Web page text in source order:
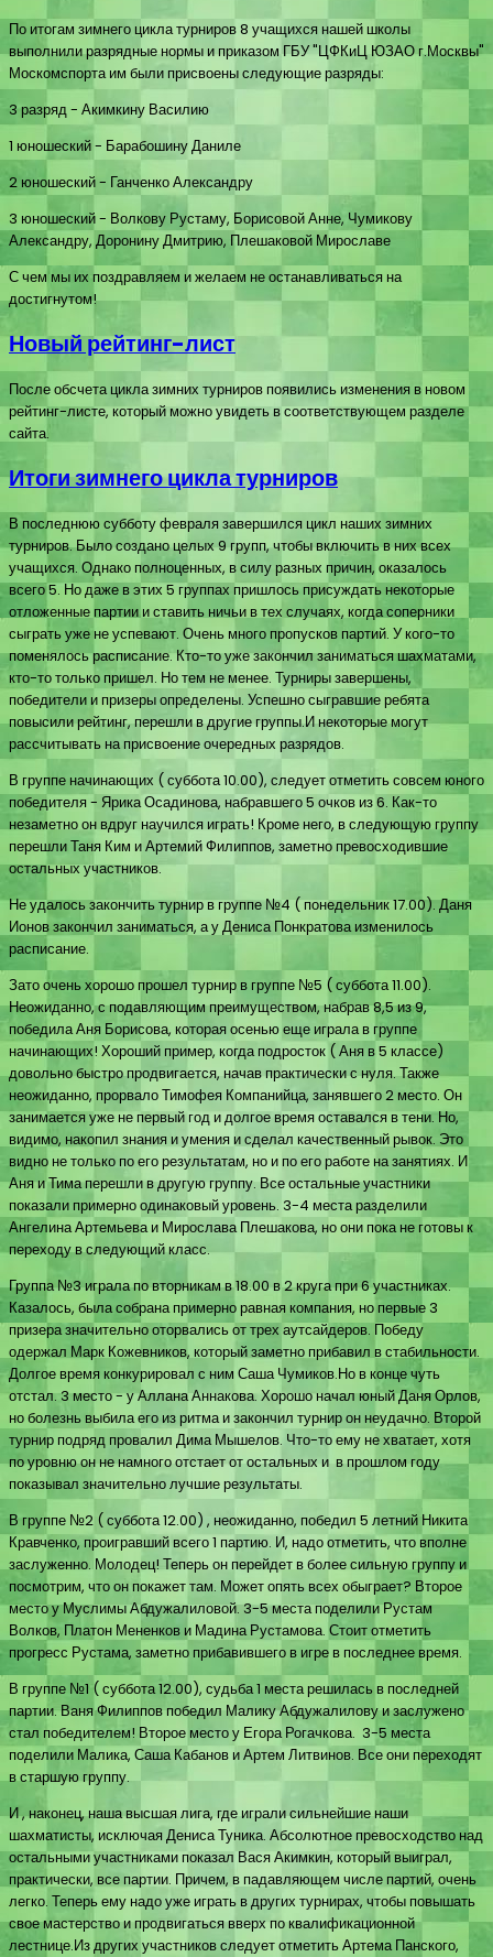
По итогам зимнего цикла турниров 8 учащихся нашей школы
выполнили разрядные нормы и приказом ГБУ "ЦФКиЦ ЮЗАО г.Москвы"
Москомспорта им были присвоены следующие разряды:
3 разряд - Акимкину Василию
1 юношеский - Барабошину Даниле
2 юношеский - Ганченко Александру
3 юношеский - Волкову Рустаму, Борисовой Анне, Чумикову
Александру, Доронину Дмитрию, Плешаковой Мирославе
С чем мы их поздравляем и желаем не останавливаться на
достигнутом!
Новый рейтинг-лист
После обсчета цикла зимних турниров появились изменения в новом
рейтинг-листе, который можно увидеть в соответствующем разделе
сайта.
Итоги зимнего цикла турниров
В последнюю субботу февраля завершился цикл наших зимних
турниров. Было создано целых 9 групп, чтобы включить в них всех
учащихся. Однако полноценных, в силу разных причин, оказалось
всего 5. Но даже в этих 5 группах пришлось присуждать некоторые
отложенные партии и ставить ничьи в тех случаях, когда соперники
сыграть уже не успевают. Очень много пропусков партий. У кого-то
поменялось расписание. Кто-то уже закончил заниматься шахматами,
кто-то только пришел. Но тем не менее. Турниры завершены,
победители и призеры определены. Успешно сыгравшие ребята
повысили рейтинг, перешли в другие группы.И некоторые могут
рассчитывать на присвоение очередных разрядов.
В группе начинающих ( суббота 10.00), следует отметить совсем юного
победителя - Ярика Осадинова, набравшего 5 очков из 6. Как-то
незаметно он вдруг научился играть! Кроме него, в следующую группу
перешли Таня Ким и Артемий Филиппов, заметно превосходившие
остальных участников.
Не удалось закончить турнир в группе №4 ( понедельник 17.00). Даня
Ионов закончил заниматься, а у Дениса Понкратова изменилось
расписание.
Зато очень хорошо прошел турнир в группе №5 ( суббота 11.00).
Неожиданно, с подавляющим преимуществом, набрав 8,5 из 9,
победила Аня Борисова, которая осенью еще играла в группе
начинающих! Хороший пример, когда подросток ( Аня в 5 классе)
довольно быстро продвигается, начав практически с нуля. Также
неожиданно, прорвало Тимофея Компанийца, занявшего 2 место. Он
занимается уже не первый год и долгое время оставался в тени. Но,
видимо, накопил знания и умения и сделал качественный рывок. Это
видно не только по его результатам, но и по его работе на занятиях. И
Аня и Тима перешли в другую группу. Все остальные участники
показали примерно одинаковый уровень. 3-4 места разделили
Ангелина Артемьева и Мирослава Плешакова, но они пока не готовы к
переходу в следующий класс.
Группа №3 играла по вторникам в 18.00 в 2 круга при 6 участниках.
Казалось, была собрана примерно равная компания, но первые 3
призера значительно оторвались от трех аутсайдеров. Победу
одержал Марк Кожевников, который заметно прибавил в стабильности.
Долгое время конкурировал с ним Саша Чумиков.Но в конце чуть
отстал. 3 место - у Аллана Аннакова. Хорошо начал юный Даня Орлов,
но болезнь выбила его из ритма и закончил турнир он неудачно. Второй
турнир подряд провалил Дима Мышелов. Что-то ему не хватает, хотя
по уровню он не намного отстает от остальных и в прошлом году
показывал значительно лучшие результаты.
В группе №2 ( суббота 12.00) , неожиданно, победил 5 летний Никита
Кравченко, проигравший всего 1 партию. И, надо отметить, что вполне
заслуженно. Молодец! Теперь он перейдет в более сильную группу и
посмотрим, что он покажет там. Может опять всех обыграет? Второе
место у Муслимы Абдужалиловой. 3-5 места поделили Рустам
Волков, Платон Мененков и Мадина Рустамова. Стоит отметить
прогресс Рустама, заметно прибавившего в игре в последнее время.
В группе №1 ( суббота 12.00), судьба 1 места решилась в последней
партии. Ваня Филиппов победил Малику Абдужалилову и заслужено
стал победителем! Второе место у Егора Рогачкова. 3-5 места
поделили Малика, Саша Кабанов и Артем Литвинов. Все они переходят
в старшую группу.
И , наконец, наша высшая лига, где играли сильнейшие наши
шахматисты, исключая Дениса Туника. Абсолютное превосходство над
остальными участниками показал Вася Акимкин, который выиграл,
практически, все партии. Причем, в падавляющем числе партий, очень
легко. Теперь ему надо уже играть в других турнирах, чтобы повышать
свое мастерство и продвигаться вверх по квалификационной
лестнице.Из других участников следует отметить Артема Панского,